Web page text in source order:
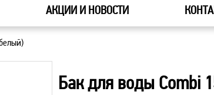
АКЦИИ И НОВОСТИ
Бак для воды Combi